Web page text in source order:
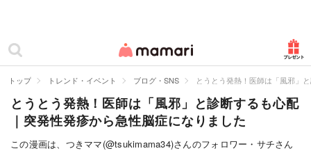
ママリ
カテゴリー一覧
妊娠
出産
トップ トレンド・イベント ブログ・SNS とうとう発熱！医師は「風邪」
とうとう発熱！医師は「風邪」と診断するも心配
｜突発性発疹から急性脳症になりました
この漫画は、つきママ(@tsukimama34)さんのフォロワー・サチさん